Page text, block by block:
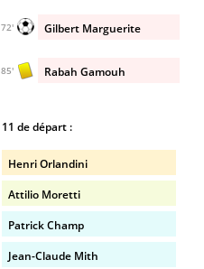
Gilbert Marguerite
72'
Rabah Gamouh
85'
11 de départ :
Henri Orlandini
Attilio Moretti
Patrick Champ
Jean-Claude Mith